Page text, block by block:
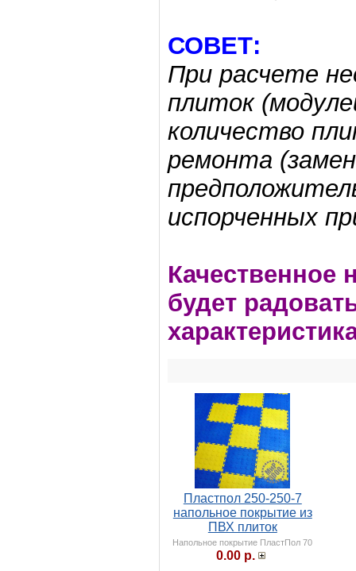
СОВЕТ:
При расчете
плиток
количество
ремонта
испорченных
Качественное
будет
Пластпол 250-250-7
напольное покрытие из
ПВХ плиток
Напольное покрытие ПластПол 70
0.00 р.